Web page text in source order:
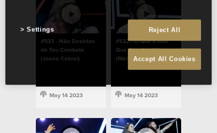
#533 - Não Desistas
do Teu Combate
(Joana Cabral)
May 14 2023
#532 - O Que é Isso
Que Tens Na Mão
(Mário Rui Boto)
May 14 2023
Reject All
Accept All Cookies
Settings